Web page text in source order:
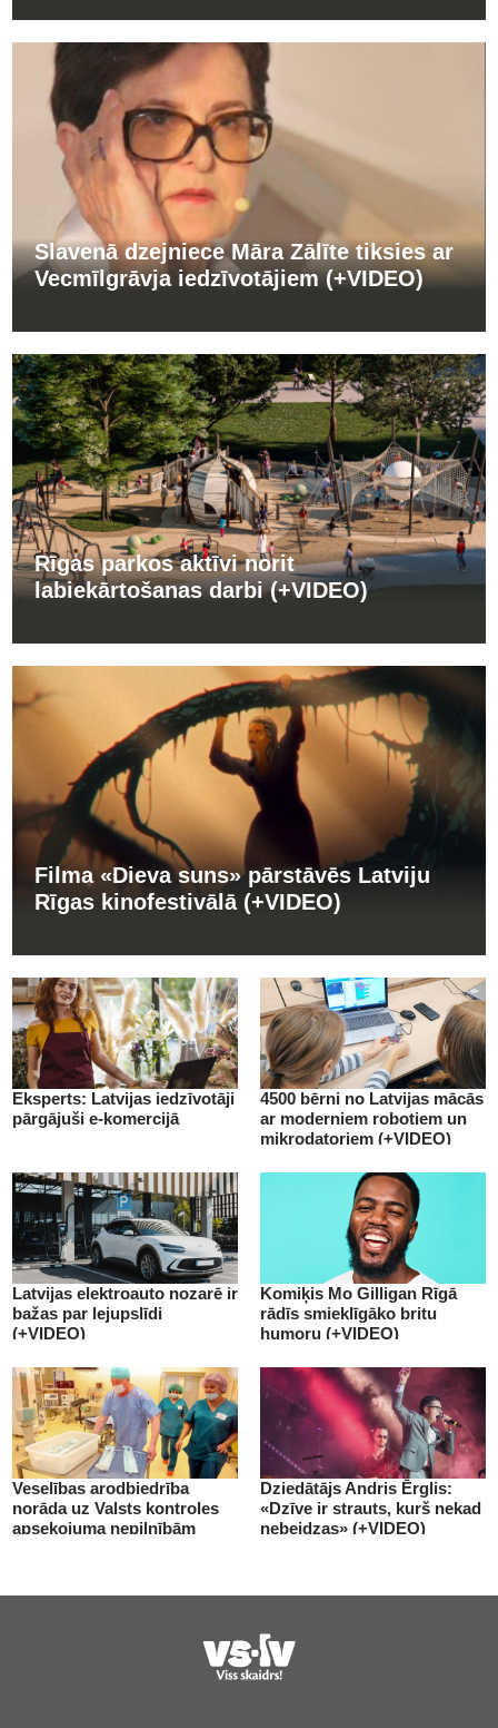
Slavenā dzejniece Māra Zālīte tiksies ar
Vecmīlgrāvja iedzīvotājiem (+VIDEO)
Rīgas parkos aktīvi norit
labiekārtošanas darbi (+VIDEO)
Filma «Dieva suns» pārstāvēs Latviju
Rīgas kinofestivālā (+VIDEO)
Eksperts: Latvijas iedzīvotāji
pārgājuši e-komercijā
4500 bērni no Latvijas mācās
ar moderniem robotiem un
mikrodatoriem (+VIDEO)
Latvijas elektroauto nozarē ir
bažas par lejupslīdi
(+VIDEO)
Komiķis Mo Gilligan Rīgā
rādīs smieklīgāko britu
humoru (+VIDEO)
Veselības arodbiedrība
norāda uz Valsts kontroles
apsekojuma nepilnībām
Dziedātājs Andris Ērglis:
«Dzīve ir strauts, kurš nekad
nebeidzas» (+VIDEO)